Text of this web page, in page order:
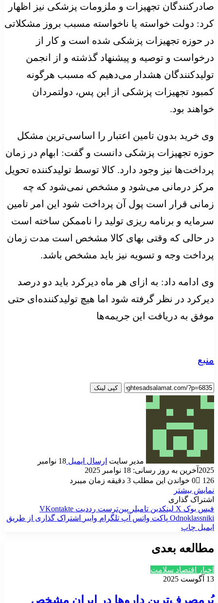
صادرکنندگان تجهیزات و ملزومات پزشکی نیز اظهار
کرد: دولت خواسته یا ناخواسته مسبب بروز مشکلاتی
در حوزه تجهیزات پزشکی شده است و کار از
درخواست و توصیه و پیشنهاد گذشته و از انجمن
تولیدکنندگان هشدار می‌دهیم که مسبب هرگونه
کمبود تجهیزات پزشکی از این پس، دولتمردان
خواهند بود.
وی خرید بدون تامین اعتبار را اساسی‌ترین مشکل
حوزه تجهیزات پزشکی دانست و گفت: ابهام در زمان
پرداخت‌ها نیز وجود دارد. کالا توسط تولیدکننده تحویل
مرکز درمانی می‌شود و مشخص نمی‌شود که چه
زمانی قرار است پول آن پرداخت شود این امر تامین
سرمایه و برنامه ریزی تولید را ناممکن ساخته است‌
در حالی که وقتی بهای کالا مشخص است مدت زمان
پرداخت وجه و تسویه نیز باید مشخص باشد.
وی ادامه داد: به ازای هر ماه دیرکرد باید دو درصد
دیرکرد در نظر گرفته شود اما هیچ تولیدکننده‌ای حتی
موفق به دریافت این جریمه‌ها
منبع
کپی لینک
مدیر سایت ارسال ایمیل
18 نوامبر
2025 آخرین به روز رسانی: 18 نوامبر 2025
0
126
خواندن این مطلب 3 دقیقه زمان میبرد
نمایش بیشتر
اشتراک گذاری
فیس بوک X لینکدین ‫تامبلر ‫پین‌ترست ‫رددیت ‫VKontakte
‫Odnoklassniki پاکت واتس آپ تلگرام وایبر
اشتراک گذاری از طریق
ایمیل چاپ
مطالعه بعدی
اخبار اقتصاد سلامت
13 آگوست 2025
پُرمصرف‌ترین داروها در ایران مشخص